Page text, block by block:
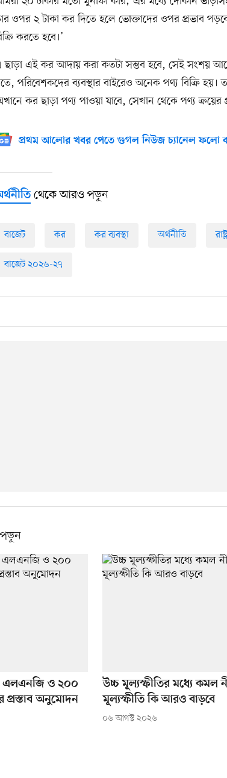
ওপর ২ টাকা কর দিতে হলে ভোক্তাদের ওপর প্রভাব
করতে হবে।’
ছাড়া এই কর আদায় করা কতটা সম্ভব হবে, সেই সংশয়
পরিবেশকদের ব্যবস্থার বাইরেও অনেক পণ্য বিক্রি হয়।
কর ছাড়া পণ্য পাওয়া যাবে, সেখান থেকে পণ্য ক্রয়ের
প্রথম আলোর খবর পেতে গুগল নিউজ চ্যানেল ফলো
থেকে আরও পড়ুন
বাজেট কর কর ব্যবস্থা অর্থনীতি
বাজেট ২০২৬-২৭
পড়ুন
এলএনজি ও ২০০
প্রস্তাব অনুমোদন
উচ্চ মূল্যস্ফীতির মধ্যে কমল
মূল্যস্ফীতি কি আরও বাড়বে
০৬ আগস্ট ২০২৬